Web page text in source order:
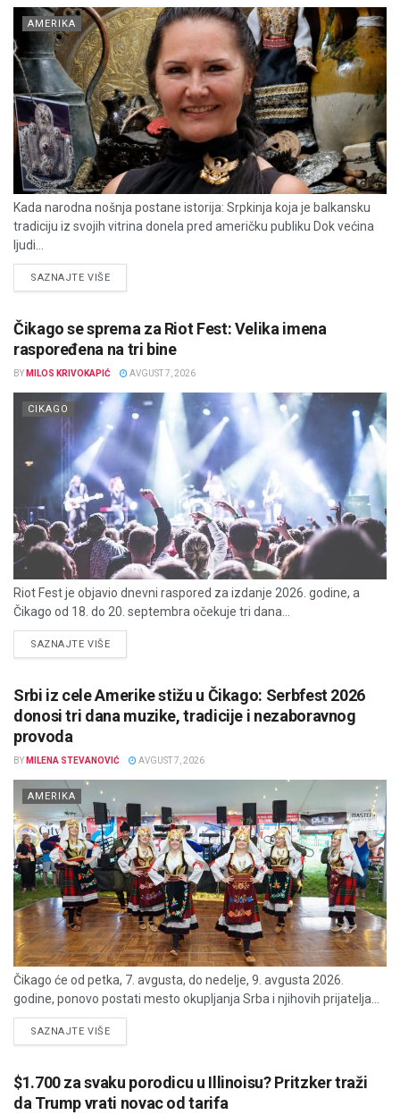
AMERIKA
Kada narodna nošnja postane istorija: Srpkinja koja je balkansku
tradiciju iz svojih vitrina donela pred američku publiku Dok većina
ljudi...
SAZNAJTE VIŠEDETAILS
Čikago se sprema za Riot Fest: Velika imena
raspoređena na tri bine
BY MILOS KRIVOKAPIĆ AVGUST 7, 2026
CIKAGO
Riot Fest je objavio dnevni raspored za izdanje 2026. godine, a
Čikago od 18. do 20. septembra očekuje tri dana...
SAZNAJTE VIŠEDETAILS
Srbi iz cele Amerike stižu u Čikago: Serbfest 2026
donosi tri dana muzike, tradicije i nezaboravnog
provoda
BY MILENA STEVANOVIĆ AVGUST 7, 2026
AMERIKA
Čikago će od petka, 7. avgusta, do nedelje, 9. avgusta 2026.
godine, ponovo postati mesto okupljanja Srba i njihovih prijatelja...
SAZNAJTE VIŠEDETAILS
$1.700 za svaku porodicu u Illinoisu? Pritzker traži
da Trump vrati novac od tarifa